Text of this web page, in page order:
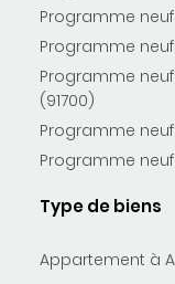
Programme
Programme neuf
Programme
(91700)
Programme
Programme
Type de biens
Appartement à